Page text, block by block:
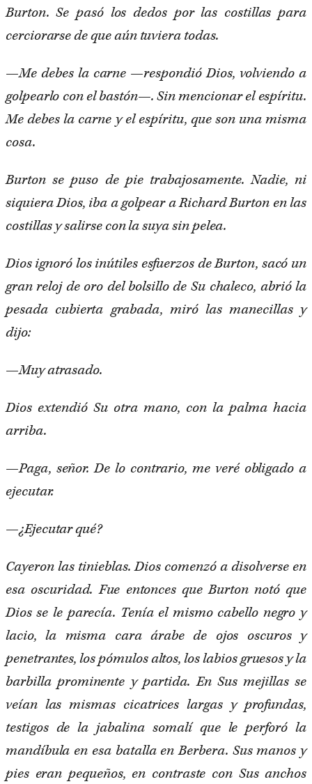
Burton. Se pasó los dedos por las costillas para
cerciorarse de que aún tuviera todas.
—Me debes la carne —respondió Dios, volviendo a
golpearlo con el bastón—. Sin mencionar el espíritu.
Me debes la carne y el espíritu, que son una misma
cosa.
Burton se puso de pie trabajosamente. Nadie, ni
siquiera Dios, iba a golpear a Richard Burton en las
costillas y salirse con la suya sin pelea.
Dios ignoró los inútiles esfuerzos de Burton, sacó un
gran reloj de oro del bolsillo de Su chaleco, abrió la
pesada cubierta grabada, miró las manecillas y
dijo:
—Muy atrasado.
Dios extendió Su otra mano, con la palma hacia
arriba.
—Paga, señor. De lo contrario, me veré obligado a
ejecutar.
—¿Ejecutar qué?
Cayeron las tinieblas. Dios comenzó a disolverse en
esa oscuridad. Fue entonces que Burton notó que
Dios se le parecía. Tenía el mismo cabello negro y
lacio, la misma cara árabe de ojos oscuros y
penetrantes, los pómulos altos, los labios gruesos y la
barbilla prominente y partida. En Sus mejillas se
veían las mismas cicatrices largas y profundas,
testigos de la jabalina somalí que le perforó la
mandíbula en esa batalla en Berbera. Sus manos y
pies eran pequeños, en contraste con Sus anchos